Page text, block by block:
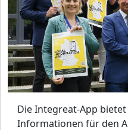
Die Integreat-App
Informationen für den